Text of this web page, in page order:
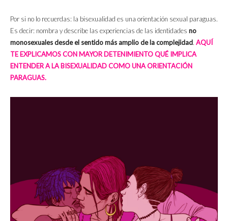
Por si no lo recuerdas: la bisexualidad es una orientación sexual paraguas.
Es decir: nombra y describe las experiencias de las identidades no
monosexuales desde el sentido más amplio de la complejidad. AQUÍ
TE EXPLICAMOS CON MAYOR DETENIMIENTO QUÉ IMPLICA
ENTENDER A LA BISEXUALIDAD COMO UNA ORIENTACIÓN
PARAGUAS.